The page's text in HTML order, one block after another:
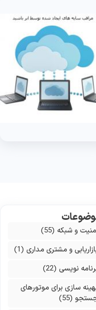
و شبکه(55)
و مشتری مداری(1)
نویسی(22)
سازی برای موتورهای
(55)